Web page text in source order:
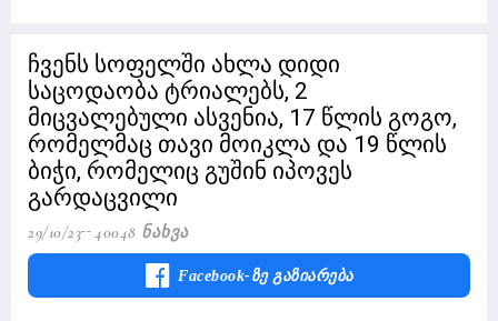
ჩვენს სოფელში ახლა დიდი
საცოდაობა ტრიალებს, 2
მიცვალებული ასვენია, 17 წლის გოგო,
რომელმაც თავი მოიკლა და 19 წლის
ბიჭი, რომელიც გუშინ იპოვეს
გარდაცვილი
29/10/23 40048 Ნახვა
Facebook-Ზე Გაზიარება